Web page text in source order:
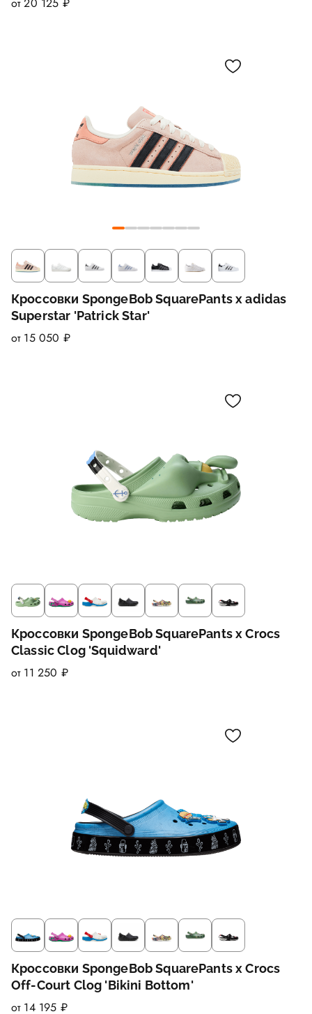
Кроссовки SpongeBob SquarePants x adidas
Superstar 'Patrick Star'
от 15 050 ₽
Кроссовки SpongeBob SquarePants x Crocs
Classic Clog 'Squidward'
от 11 250 ₽
Кроссовки SpongeBob SquarePants x Crocs
Off-Court Clog 'Bikini Bottom'
от 14 195 ₽